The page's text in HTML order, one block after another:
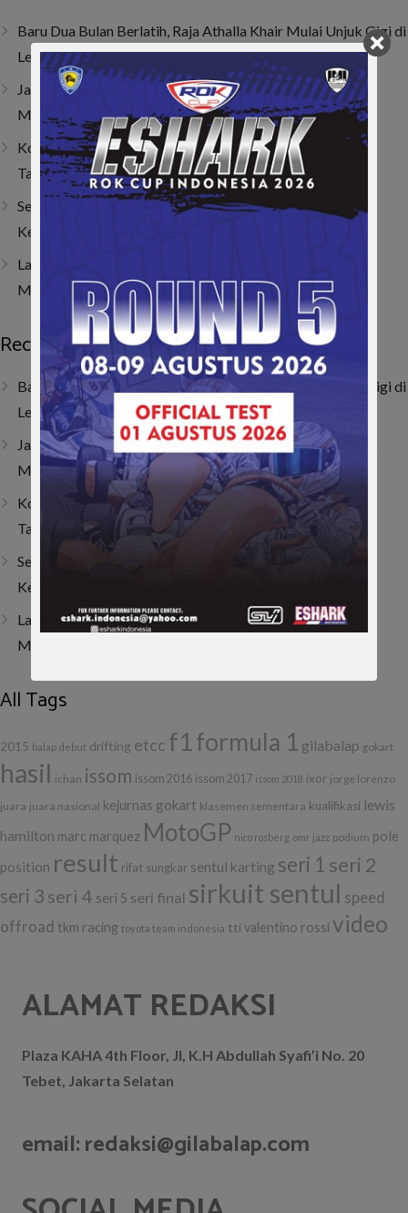
Baru Dua Bulan Berlatih, Raja Athalla Khair Mulai Unjuk Gigi di
Lenka Junior Cup Prix 2026
Jatuh, Bangkit, Juara! Persembahan Manis Nio untuk Sang
Mamah
Kombinasi Senior dan Junior, SAV Motor Sport Optimis
Taklukkan Musim 2026
Sempat Tembus Tiga Besar, Kendala Engine Bikin Gio
Kehilangan Momentum di Lenka Junior Cup Prix 2026
Last Corner Overtake! Muhammad FA Wibowo Kibarkan
Merah Putih di Italia
Recent Posts
Baru Dua Bulan Berlatih, Raja Athalla Khair Mulai Unjuk Gigi di
Lenka Junior Cup Prix 2026
Jatuh, Bangkit, Juara! Persembahan Manis Nio untuk Sang
Mamah
Kombinasi Senior dan Junior, SAV Motor Sport Optimis
Taklukkan Musim 2026
Sempat Tembus Tiga Besar, Kendala Engine Bikin Gio
Kehilangan Momentum di Lenka Junior Cup Prix 2026
Last Corner Overtake! Muhammad FA Wibowo Kibarkan
Merah Putih di Italia
All Tags
2015 balap debut drifting etcc f1formula 1 gilabalap gokart
hasil ichan issom issom 2016 issom 2017 issom 2018 ixor jorge lorenzo
juara juara nasional kejurnas gokart klasemen sementara kualifikasi lewis
hamilton marc marquez MotoGP nico rosberg omr jazz podium pole
position result rifat sungkar sentul karting seri 1 seri 2
seri 3 seri 4 seri 5 seri final sirkuit sentul speed
offroad tkm racing toyota team indonesia tti valentino rossi video
ALAMAT REDAKSI
Plaza KAHA 4th Floor, Jl, K.H Abdullah Syafi’i No. 20
Tebet, Jakarta Selatan
email: redaksi@gilabalap.com